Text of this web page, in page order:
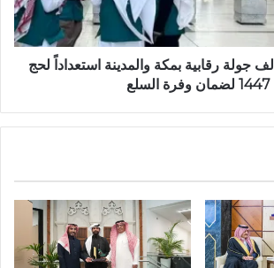
التجارة تنفّذ 33 ألف جولة رقابية بمكة والمدينة استعداداً لحج
1447 لضمان وفرة السلع